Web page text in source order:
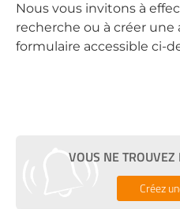
Nous vous invitons à
recherche ou à créer une
formulaire accessible ci-
VOUS NE TROUVEZ
Créez